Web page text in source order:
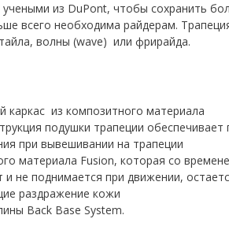
из DuPont, чтобы сохранить
всего необходима райдерам.
волны (wave) или фрирайда.
каркас из композитного материала
подушки трапеции
при вывешивании на трапеции
материала Fusion, которая со
не поднимается при движении,
раздражение кожи
Back Base System.